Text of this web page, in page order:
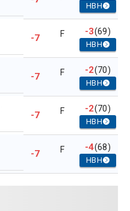
HBH
-7 F -3(69)
HBH
-7 F -2(70)
HBH
-7 F -2(70)
HBH
-7 F -4(68)
HBH